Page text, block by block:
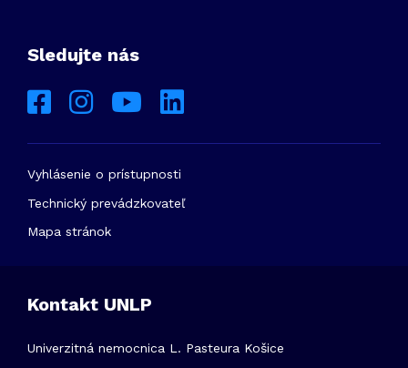
Sledujte nás
Vyhlásenie o prístupnosti
Technický prevádzkovateľ
Mapa stránok
Kontakt UNLP
Univerzitná nemocnica L. Pasteura Košice